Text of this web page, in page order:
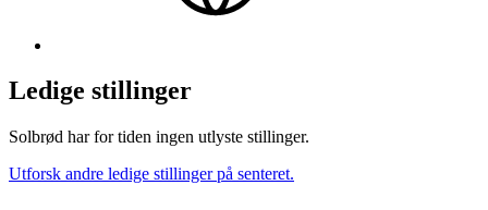
Ledige stillinger
Solbrød har for tiden ingen utlyste stillinger.
Utforsk andre ledige stillinger på senteret.